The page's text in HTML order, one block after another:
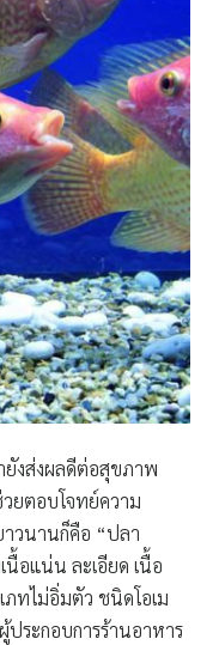
ยังส่งผลดีต่อสุขภาพ
ยตอบโจทย์ความ
าวนานก็คือ “ปลา
อแน่น ละเอียด เนื้อ
ทไม่อิ่มตัว ชนิดโอเม
ระกอบการร้านอาหาร